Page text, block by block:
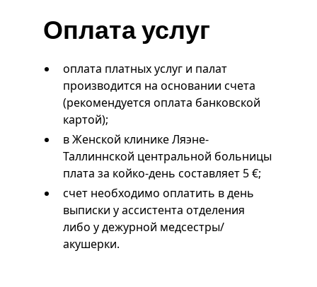
Оплата услуг
оплата платных услуг и палат
производится на основании счета
(рекомендуется оплата банковской
картой);
в Женской клинике Ляэне-
Таллиннской центральной больницы
плата за койко-день составляет 5 €;
счет необходимо оплатить в день
выписки у ассистента отделения
либо у дежурной медсестры/
акушерки.